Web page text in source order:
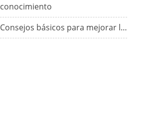
conocimiento
Consejos básicos para mejorar la soldadura con electrodo revestido